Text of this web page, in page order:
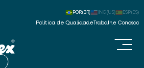
Política de Qualidade Trabalhe Conosco
POR(BR) ING(US) ESP(ES)